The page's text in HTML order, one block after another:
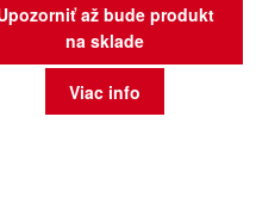
až bude produkt
na sklade
Viac info